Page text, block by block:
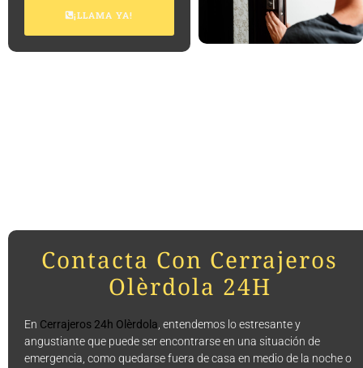
¡LLAMA YA!
Contacta Con Cerrajeros
Olèrdola 24H
En Cerrajeros 24h Olèrdola, entendemos lo estresante y
angustiante que puede ser encontrarse en una situación de
emergencia, como quedarse fuera de casa en medio de la noche o